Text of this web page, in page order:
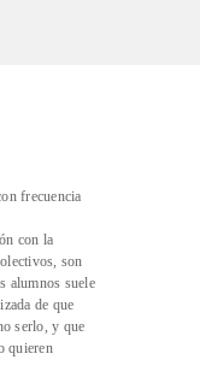
frecuencia
con la
son
alumnos suele
de que
serlo, y que
quieren